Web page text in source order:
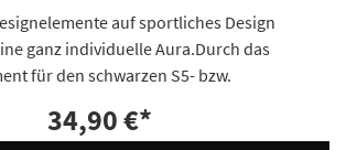
auf sportliches Design
ganz individuelle Aura.Durch das
für den schwarzen S5- bzw.
34,90 €*